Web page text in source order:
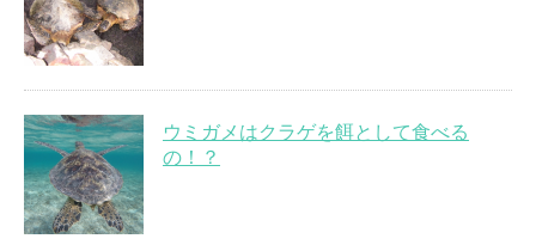
ウミガメはクラゲを餌として食べる
の！？